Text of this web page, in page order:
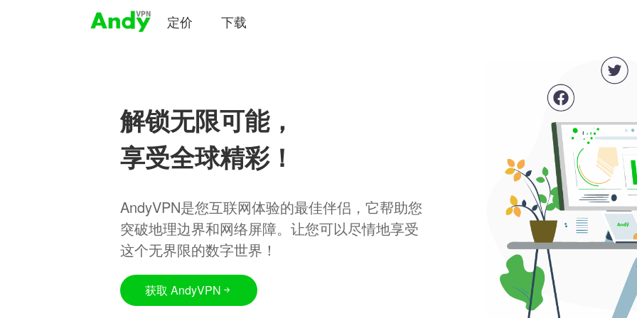
定价 下载
解锁无限可能，
享受全球精彩！
AndyVPN是您互联网体验的最佳伴侣，它帮助您
突破地理边界和网络屏障。让您可以尽情地享受
这个无界限的数字世界！
获取 AndyVPN